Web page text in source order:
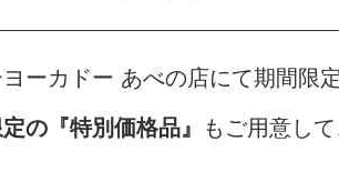
ーカドー あべの店にて期間限
の『特別価格品』 もご用意し